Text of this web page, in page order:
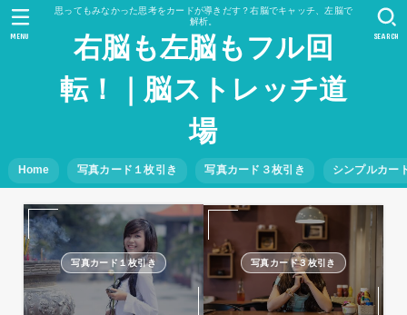
思ってもみなかった思考をカードが導きだす？右脳でキャッチ、左脳で
解析。
右脳も左脳もフル回
転！｜脳ストレッチ道
場
Home 写真カード１枚引き 写真カード３枚引き シンプルカー
SEARCH
MENU
写真カード１枚引き 写真カード３枚引き